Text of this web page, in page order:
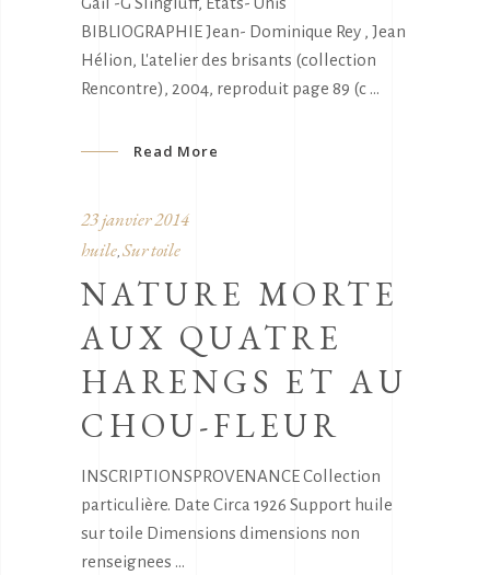
BIBLIOGRAPHIE Jean- Dominique Rey , Jean
Hélion, L'atelier des brisants (collection
Rencontre), 2004, reproduit page 89 (c
Read More
23 janvier 2014
huile, Sur toile
NATURE MORTE
AUX QUATRE
HARENGS ET AU
CHOU-FLEUR
INSCRIPTIONSPROVENANCE Collection
particulière. Date Circa 1926 Support huile
sur toile Dimensions dimensions non
renseignees